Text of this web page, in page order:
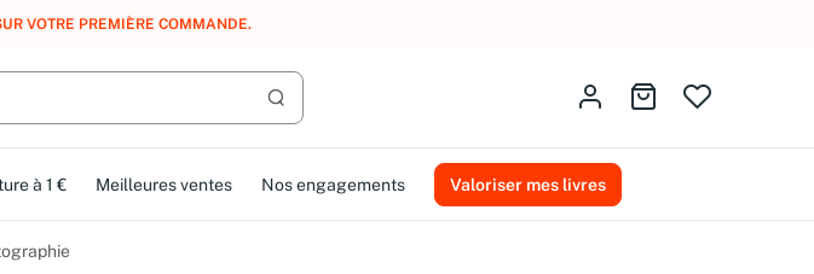
GRATUITEMENT LE CLUB AMMAREAL.
Lancer la recherche
Identifiez-vousAller au panier
à 1 € Meilleures ventes Nos engagements Valoriser mes livres